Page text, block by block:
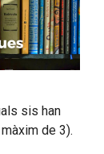
sis han
de 3).